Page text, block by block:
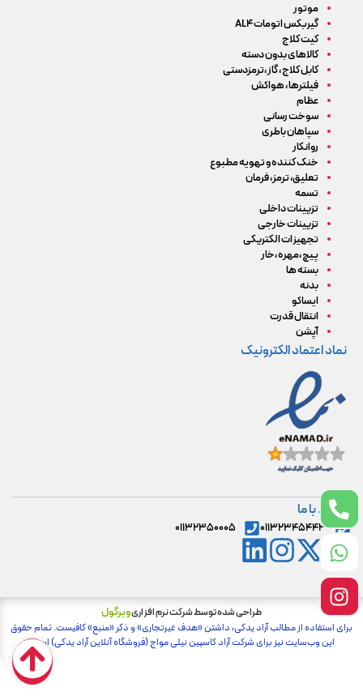
موتور
گیربکس اتومات AL4
کیت کلاج
کالاهای بدون دسته
کابل کلاج ، گاز ،ترمزدستی
فیلترها ، هواکش
عظام
سوخت رسانی
سپاهان باطری
روانکار
خنک کننده و تهویه مطبوع
تعلیق، ترمز، فرمان
تسمه
تزیینات داخلی
تزیینات خارجی
تجهیزات الکتریکی
پیچ ،مهره ،خار
بسته ها
بدنه
ایساکو
انتقال قدرت
آپشن
نماد اعتماد الکترونیک
ارتباط با ما
۰۱۱۳۲۳۴۵۴۴۳ ۰۱۱۳۲۳۵۰۰۰۵
برای استفاده از مطالب آراد یدکی، داشتن «هدف غیرتجاری» و ذکر «منبع» کافیست. تمام حقوق
اين وب‌سايت نیز برای شرکت آراد کاسپین نیلی مواج (فروشگاه آنلاین آراد یدکی) است.
طراحی شده توسط شرکت نرم افزاریویرگول